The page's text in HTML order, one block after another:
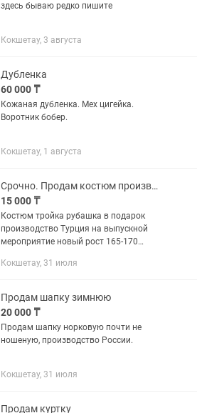
здесь бываю редко пишите
Кокшетау, 3 августа
Дубленка
60 000 ₸
Кожаная дубленка. Мех цигейка.
Воротник бобер.
Кокшетау, 1 августа
Срочно. Продам костюм производство Турция
15 000 ₸
Костюм тройка рубашка в подарок
производство Турция на выпускной
мероприятие новый рост 165-170
Кокшетау, 31 июля
Продам шапку зимнюю
20 000 ₸
Продам шапку норковую почти не
ношеную, производство России.
Кокшетау, 31 июля
Продам куртку